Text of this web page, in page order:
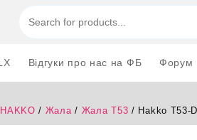
Відгуки про нас на ФБ Форум
HAKKO / Жала/ Жала T53 / Hakko T53-